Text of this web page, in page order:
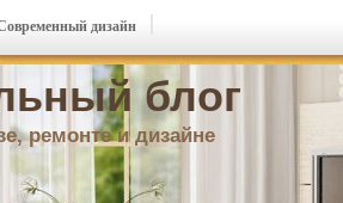
блог
ремонте и дизайне
дизайн